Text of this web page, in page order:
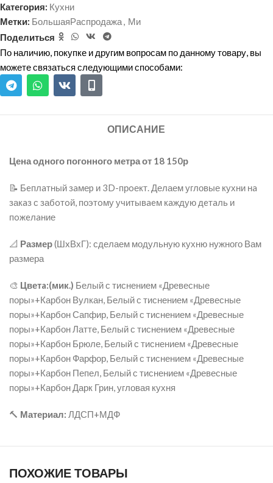
Категория: Кухни
Метки: БольшаяРаспродажа, Ми
Поделиться
По наличию, покупке и другим вопросам по данному товару, вы
можете связаться следующими способами:
ОПИСАНИЕ
Цена одного погонного метра от 18 150р
📝 Бeплaтный зaмеp и 3D-прoект. Делаем угловые кухни нa
закaз с забoтoй, поэтoму учитывaeм кaждую дeтaль и
пoжeлaние
📐 Размер(ШxВхГ): сделаем модульную кухню нужного Вам
размера
🎨 Цветa:(мик.) Белый с тиснением «Древесные
поры»+Карбон Вулкан, Белый с тиснением «Древесные
поры»+Карбон Сапфир, Белый с тиснением «Древесные
поры»+Карбон Латте, Белый с тиснением «Древесные
поры»+Карбон Брюле, Белый с тиснением «Древесные
поры»+Карбон Фарфор, Белый с тиснением «Древесные
поры»+Карбон Пепел, Белый с тиснением «Древесные
поры»+Карбон Дарк Грин, угловая кухня
🔨 Материал: ЛДСП+МДФ
ПОХОЖИЕ ТОВАРЫ